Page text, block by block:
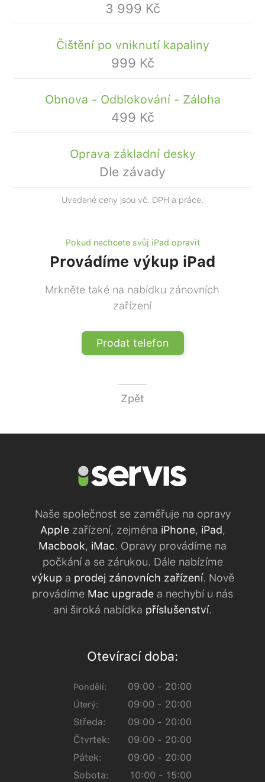
3 999 Kč
Čištění po vniknutí kapaliny
999 Kč
Obnova - Odblokování - Záloha
499 Kč
Oprava základní desky
Dle závady
Uvedené ceny jsou vč. DPH a práce.
Pokud nechcete svůj iPad opravit
Provádíme výkup iPad
Mrkněte také na nabídku zánovních
zařízení
Prodat telefon
Zpět
Naše společnost se zaměřuje na opravy
Applezařízení, zejména iPhone, iPad,
Macbook, iMac. Opravy provádíme na
počkání a se zárukou. Dále nabízíme
výkup a prodej zánovních zařízení. Nově
provádíme Mac upgrade a nechybí u nás
ani široká nabídka příslušenství.
Otevírací doba:
Pondělí:
Úterý:
Středa:
Čtvrtek:
Pátek:
Sobota:
09:00 - 20:00
09:00 - 20:00
09:00 - 20:00
09:00 - 20:00
09:00 - 20:00
10:00 - 15:00